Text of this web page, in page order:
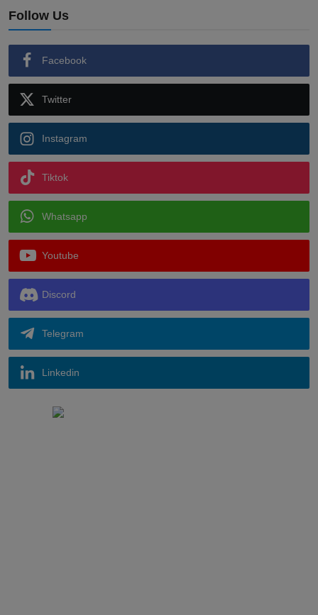
Follow Us
Facebook
Twitter
Instagram
Tiktok
Whatsapp
Youtube
Discord
Telegram
Linkedin